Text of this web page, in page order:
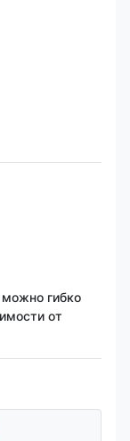
гибко
от